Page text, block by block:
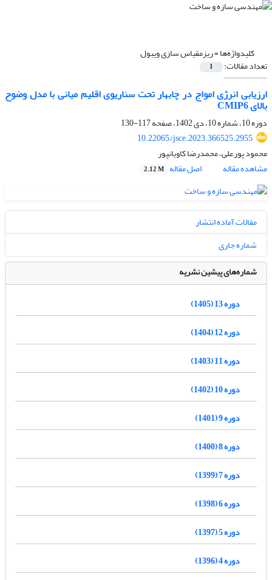
کلیدواژه‌ها =ریزمقیاس سازی ویبول
تعداد مقالات: 1
ارزیابی انرژی امواج در چابهار تحت سناریوی اقلیم میانی با مدل وضوح
بالای CMIP6
دوره 10، شماره 10، دی 1402، صفحه
117-130
10.22065/jsce.2023.366525.2955
محمود پورعلی، محمدرضا کاویانپور
مشاهده مقاله
اصل مقاله 2.12 M
مقالات آماده انتشار
شماره جاری
شماره‌های پیشین نشریه
دوره 13 (1405)
دوره 12 (1404)
دوره 11 (1403)
دوره 10 (1402)
دوره 9 (1401)
دوره 8 (1400)
دوره 7 (1399)
دوره 6 (1398)
دوره 5 (1397)
دوره 4 (1396)